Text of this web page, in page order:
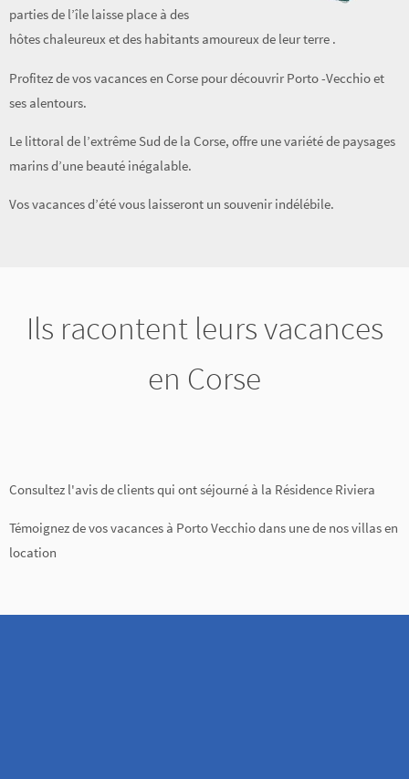
parties de l’île laisse place à des
hôtes chaleureux et des habitants amoureux de leur terre .
Profitez de vos vacances en Corse pour découvrir Porto -Vecchio et
ses alentours.
Le littoral de l’extrême Sud de la Corse, offre une variété de paysages
marins d’une beauté inégalable.
Vos vacances d’été vous laisseront un souvenir indélébile.
Ils racontent leurs vacances
en Corse
Consultez l'avis de clients qui ont séjourné à la Résidence Riviera
Témoignez de vos vacances à Porto Vecchio dans une de nos villas en
location